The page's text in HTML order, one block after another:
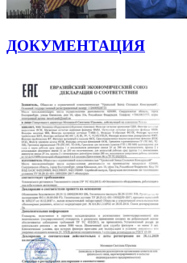
ДОКУМЕНТАЦИЯ